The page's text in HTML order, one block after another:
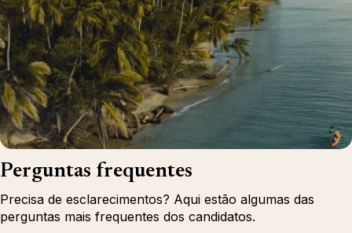
Perguntas frequentes
Precisa de esclarecimentos? Aqui estão algumas das
perguntas mais frequentes dos candidatos.